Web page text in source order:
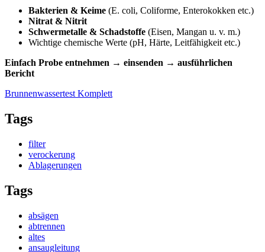
Bakterien & Keime (E. coli, Coliforme, Enterokokken etc.)
Nitrat & Nitrit
Schwermetalle & Schadstoffe (Eisen, Mangan u. v. m.)
Wichtige chemische Werte (pH, Härte, Leitfähigkeit etc.)
Einfach Probe entnehmen → einsenden → ausführlichen
Bericht
Brunnenwassertest Komplett
Tags
filter
verockerung
Ablagerungen
Tags
absägen
abtrennen
altes
ansaugleitung